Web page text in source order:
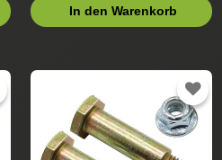
In den Warenkorb